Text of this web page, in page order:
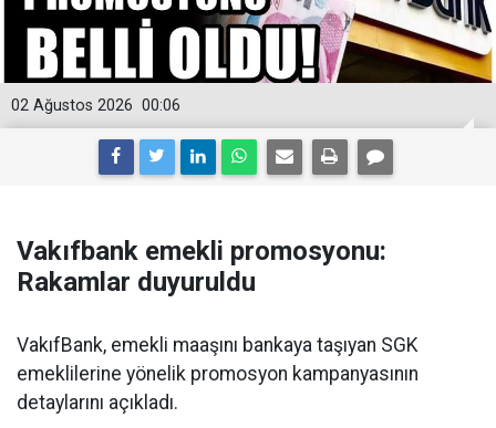
00:06
02 Ağustos 2026
Vakıfbank emekli promosyonu:
Rakamlar duyuruldu
VakıfBank, emekli maaşını bankaya taşıyan SGK
emeklilerine yönelik promosyon kampanyasının
detaylarını açıkladı.